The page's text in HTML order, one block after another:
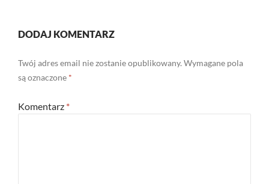
DODAJ KOMENTARZ
Twój adres email nie zostanie opublikowany. Wymagane pola
są oznaczone *
Komentarz *